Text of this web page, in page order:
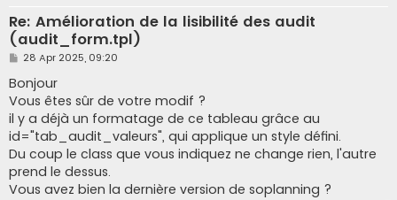
Re: Amélioration de la lisibilité des audit
(audit_form.tpl)
P
s
t
28 Apr 2025, 09:20
Bonjour
Vous êtes sûr de votre modif ?
il y a déjà un formatage de ce tableau grâce au
id="tab_audit_valeurs", qui applique un style défini.
Du coup le class que vous indiquez ne change rien, l'autre
prend le dessus.
Vous avez bien la dernière version de soplanning ?